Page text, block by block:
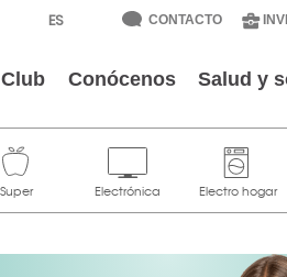
CONTACTO
Club Conócenos Salud y